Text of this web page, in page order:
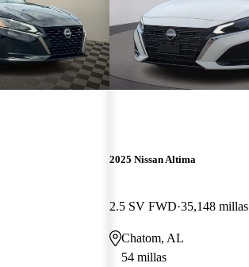
2025 Nissan Altima
2.5 SV FWD 35,148 millas
Chatom, AL
54 millas